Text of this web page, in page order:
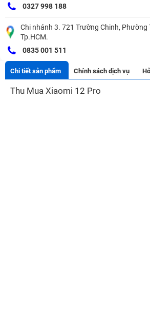
0327 998 188
Chi nhánh 3. 721 Trường Chinh, Phường
Tp.HCM.
0835 001 511
Chi tiết sản phẩm Chính sách dịch vụ
Thu Mua Xiaomi 12 Pro